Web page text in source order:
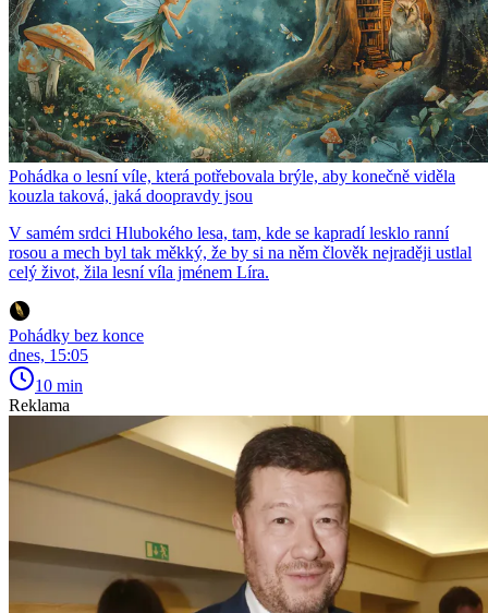
Pohádka o lesní víle, která potřebovala brýle, aby konečně viděla
kouzla taková, jaká doopravdy jsou
V samém srdci Hlubokého lesa, tam, kde se kapradí lesklo ranní
rosou a mech byl tak měkký, že by si na něm člověk nejraději ustlal
celý život, žila lesní víla jménem Líra.
Pohádky bez konce
dnes, 15:05
10 min
Reklama